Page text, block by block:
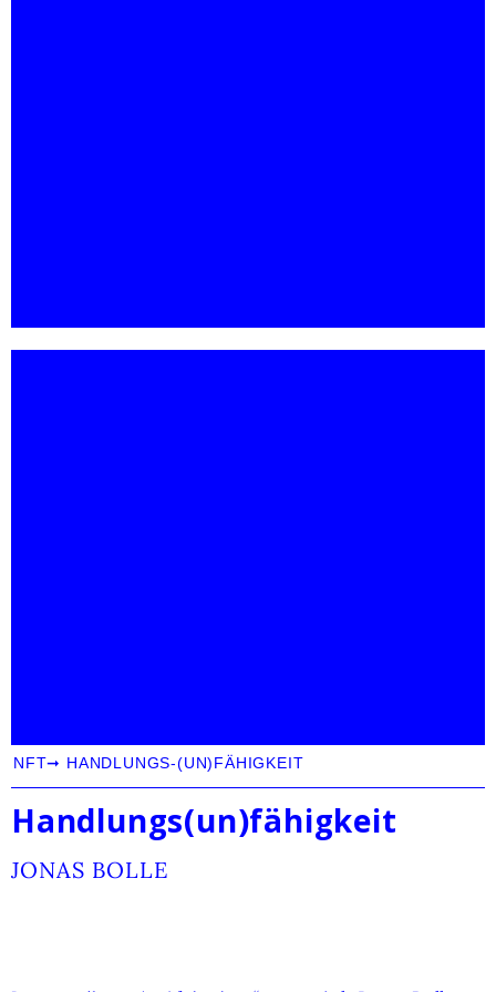
NFT➞ HANDLUNGS-(UN)FÄHIGKEIT
Handlungs(un)fähigkeit
JONAS BOLLE